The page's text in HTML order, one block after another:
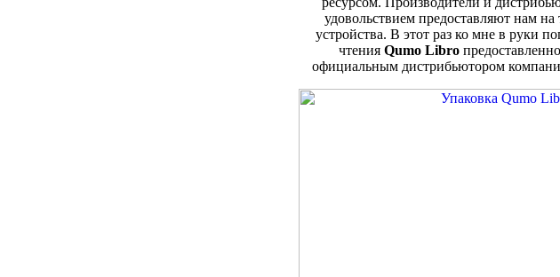
удовольствием предоставляют нам на
устройства. В этот раз ко мне в руки
чтения Qumo Libro
официальным дистрибьютором